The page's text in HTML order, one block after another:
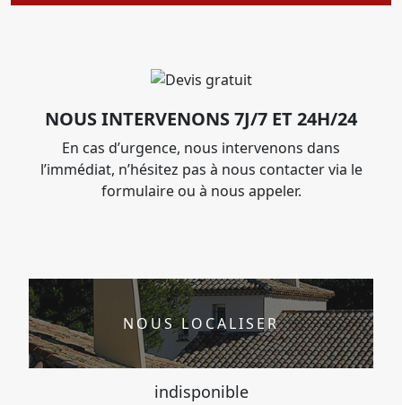
NOUS INTERVENONS 7J/7 ET 24H/24
En cas d’urgence, nous intervenons dans
l’immédiat, n’hésitez pas à nous contacter via le
formulaire ou à nous appeler.
NOUS LOCALISER
indisponible